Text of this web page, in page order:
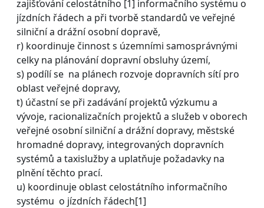
zajišťování celostátního [1] informačního systému o
jízdních řádech a při tvorbě standardů ve veřejné
silniční a drážní osobní dopravě,
r) koordinuje činnost s územními samosprávnými
celky na plánování dopravní obsluhy území,
s) podílí se na plánech rozvoje dopravních sítí pro
oblast veřejné dopravy,
t) účastní se při zadávání projektů výzkumu a
vývoje, racionalizačních projektů a služeb v oborech
veřejné osobní silniční a drážní dopravy, městské
hromadné dopravy, integrovaných dopravních
systémů a taxislužby a uplatňuje požadavky na
plnění těchto prací.
u) koordinuje oblast celostátního informačního
systému o jízdních řádech[1]